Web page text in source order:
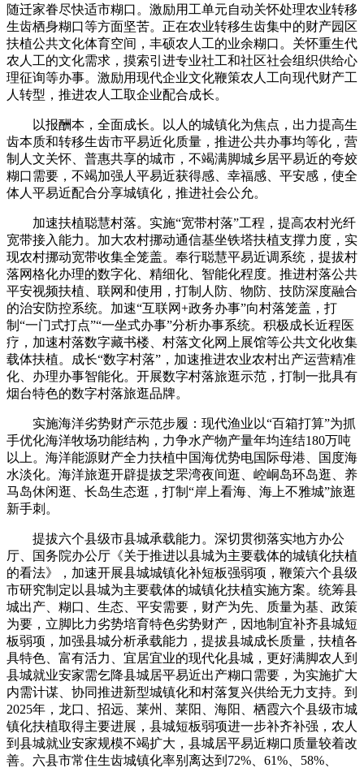
随迁家眷尽快适市糊口。激励用工单元自动关怀处理农业转移
生齿栖身糊口等方面坚苦。正在农业转移生齿集中的财产园区
扶植公共文化体育空间，丰硕农人工的业余糊口。关怀重生代
农人工的文化需求，摸索引进专业社工和社区社会组织供给心
理征询等办事。激励用现代企业文化鞭策农人工向现代财产工
人转型，推进农人工取企业配合成长。
以报酬本，全面成长。以人的城镇化为焦点，出力提高生
齿本质和转移生齿市平易近化质量，推进公共办事均等化，营
制人文关怀、普惠共享的城市，不竭满脚城乡居平易近的夸姣
糊口需要，不竭加强人平易近获得感、幸福感、平安感，使全
体人平易近配合分享城镇化，推进社会公允。
加速扶植聪慧村落。实施“宽带村落”工程，提高农村光纤
宽带接入能力。加大农村挪动通信基坐铁塔扶植支撑力度，实
现农村挪动宽带收集全笼盖。奉行聪慧平易近调系统，提拔村
落网格化办理的数字化、精细化、智能化程度。推进村落公共
平安视频扶植、联网和使用，打制人防、物防、技防深度融合
的治安防控系统。加速“互联网+政务办事”向村落笼盖，打
制“一门式打点”“一坐式办事”分析办事系统。积极成长近程医
疗，加速村落数字藏书楼、村落文化网上展馆等公共文化收集
载体扶植。成长“数字村落”，加速推进农业农村出产运营精准
化、办理办事智能化。开展数字村落旅逛示范，打制一批具有
烟台特色的数字村落旅逛品牌。
实施海洋劣势财产示范步履：现代渔业以“百箱打算”为抓
手优化海洋牧场功能结构，力争水产物产量年均连结180万吨
以上。海洋能源财产全力扶植中国海优势电国际母港、国度海
水淡化。海洋旅逛开辟提拔芝罘湾夜间逛、崆峒岛环岛逛、养
马岛休闲逛、长岛生态逛，打制“岸上看海、海上不雅城”旅逛
新手刺。
提拔六个县级市县城承载能力。深切贯彻落实地方办公
厅、国务院办公厅《关于推进以县城为主要载体的城镇化扶植
的看法》，加速开展县城城镇化补短板强弱项，鞭策六个县级
市研究制定以县城为主要载体的城镇化扶植实施方案。统筹县
城出产、糊口、生态、平安需要，财产为先、质量为基、政策
为要，立脚比力劣势培育特色劣势财产，因地制宜补齐县城短
板弱项，加强县城分析承载能力，提拔县城成长质量，扶植各
具特色、富有活力、宜居宜业的现代化县城，更好满脚农人到
县城就业安家需乞降县城居平易近出产糊口需要，为实施扩大
内需计谋、协同推进新型城镇化和村落复兴供给无力支持。到
2025年，龙口、招远、莱州、莱阳、海阳、栖霞六个县级市城
镇化扶植取得主要进展，县城短板弱项进一步补齐补强，农人
到县城就业安家规模不竭扩大，县城居平易近糊口质量较着改
善。六县市常住生齿城镇化率别离达到72%、61%、58%、